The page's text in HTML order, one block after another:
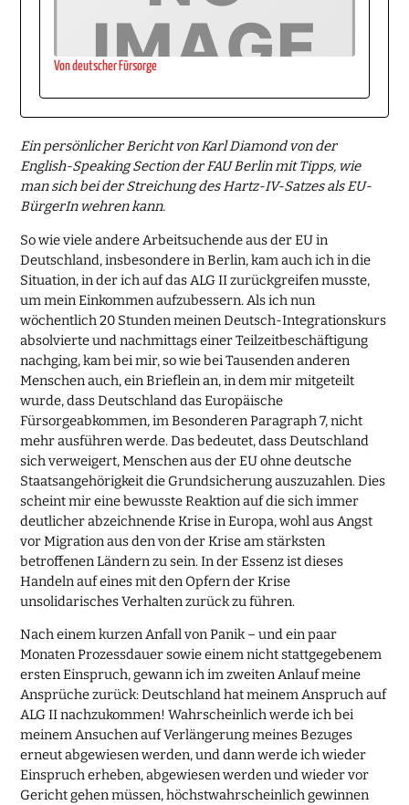
Von deutscher Fürsorge
Ein persönlicher Bericht von Karl Diamond von der
English-Speaking Section der FAU Berlin mit Tipps, wie
man sich bei der Streichung des Hartz-IV-Satzes als EU-
BürgerIn wehren kann.
So wie viele andere Arbeitsuchende aus der EU in
Deutschland, insbesondere in Berlin, kam auch ich in die
Situation, in der ich auf das ALG II zurückgreifen musste,
um mein Einkommen aufzubessern. Als ich nun
wöchentlich 20 Stunden meinen Deutsch-Integrationskurs
absolvierte und nachmittags einer Teilzeitbeschäftigung
nachging, kam bei mir, so wie bei Tausenden anderen
Menschen auch, ein Brieflein an, in dem mir mitgeteilt
wurde, dass Deutschland das Europäische
Fürsorgeabkommen, im Besonderen Paragraph 7, nicht
mehr ausführen werde. Das bedeutet, dass Deutschland
sich verweigert, Menschen aus der EU ohne deutsche
Staatsangehörigkeit die Grundsicherung auszuzahlen. Dies
scheint mir eine bewusste Reaktion auf die sich immer
deutlicher abzeichnende Krise in Europa, wohl aus Angst
vor Migration aus den von der Krise am stärksten
betroffenen Ländern zu sein. In der Essenz ist dieses
Handeln auf eines mit den Opfern der Krise
unsolidarisches Verhalten zurück zu führen.
Nach einem kurzen Anfall von Panik – und ein paar
Monaten Prozessdauer sowie einem nicht stattgegebenem
ersten Einspruch, gewann ich im zweiten Anlauf meine
Ansprüche zurück: Deutschland hat meinem Anspruch auf
ALG II nachzukommen! Wahrscheinlich werde ich bei
meinem Ansuchen auf Verlängerung meines Bezuges
erneut abgewiesen werden, und dann werde ich wieder
Einspruch erheben, abgewiesen werden und wieder vor
Gericht gehen müssen, höchstwahrscheinlich gewinnen